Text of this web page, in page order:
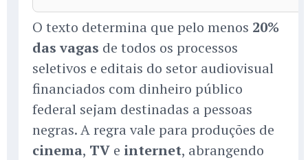
O texto determina que pelo menos 20%
das vagas de todos os processos
seletivos e editais do setor audiovisual
financiados com dinheiro público
federal sejam destinadas a pessoas
negras. A regra vale para produções de
cinema, TV e internet, abrangendo